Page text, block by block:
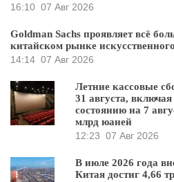
16:10 07 Авг 2026
Goldman Sachs проявляет всё
китайском рынке
14:14 07 Авг 2026
Летние кассовые
31 августа,
состоянию на 7
млрд юаней
12:23 07 Авг 2026
В июле 2026 года
Китая достиг 4,66